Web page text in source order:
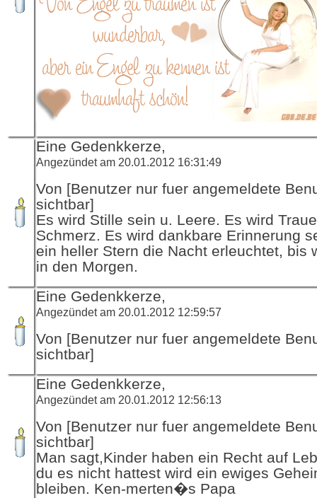
Eine Gedenkkerze,
Angezündet am 20.01.2012 16:31:49
Von [Benutzer nur fuer angemeldete
sichtbar]
Es wird Stille sein u. Leere. Es wird
Schmerz. Es wird dankbare Erinnerung
ein heller Stern die Nacht erleuchtet, bis
in den Morgen.
Eine Gedenkkerze,
Angezündet am 20.01.2012 12:59:57
Von [Benutzer nur fuer angemeldete
sichtbar]
Eine Gedenkkerze,
Angezündet am 20.01.2012 12:56:13
Von [Benutzer nur fuer angemeldete
sichtbar]
Man sagt,Kinder haben ein Recht auf
du es nicht hattest wird ein ewiges
bleiben. Ken-merten�s Papa